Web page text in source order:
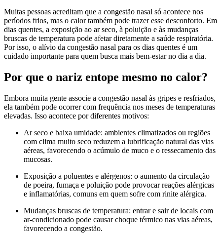
Muitas pessoas acreditam que a congestão nasal só acontece nos
períodos frios, mas o calor também pode trazer esse desconforto. Em
dias quentes, a exposição ao ar seco, à poluição e às mudanças
bruscas de temperatura pode afetar diretamente a saúde respiratória.
Por isso, o alívio da congestão nasal para os dias quentes é um
cuidado importante para quem busca mais bem-estar no dia a dia.
Por que o nariz entope mesmo no calor?
Embora muita gente associe a congestão nasal às gripes e resfriados,
ela também pode ocorrer com frequência nos meses de temperaturas
elevadas. Isso acontece por diferentes motivos:
Ar seco e baixa umidade: ambientes climatizados ou regiões
com clima muito seco reduzem a lubrificação natural das vias
aéreas, favorecendo o acúmulo de muco e o ressecamento das
mucosas.
Exposição a poluentes e alérgenos: o aumento da circulação
de poeira, fumaça e poluição pode provocar reações alérgicas
e inflamatórias, comuns em quem sofre com rinite alérgica.
Mudanças bruscas de temperatura: entrar e sair de locais com
ar-condicionado pode causar choque térmico nas vias aéreas,
favorecendo a congestão.